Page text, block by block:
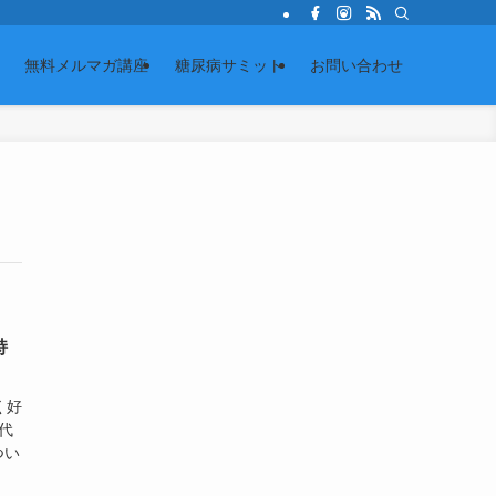
無料メルマガ講座 糖尿病サミット お問い合わせ
好
い